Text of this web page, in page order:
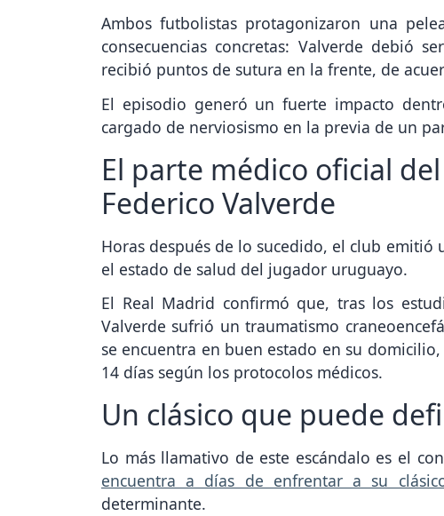
Ambos futbolistas protagonizaron una
consecuencias concretas: Valverde debió
recibió puntos de sutura en la frente, de
El episodio generó un fuerte impacto
cargado de nerviosismo en la previa de un
El parte médico oficial
Federico Valverde
Horas después de lo sucedido, el club
el estado de salud del jugador uruguayo.
El Real Madrid confirmó que, tras los
Valverde sufrió un traumatismo
se encuentra en buen estado en su
14 días según los protocolos médicos.
Un clásico que puede
Lo más llamativo de este escándalo es el
encuentra a días de enfrentar a su
determinante.